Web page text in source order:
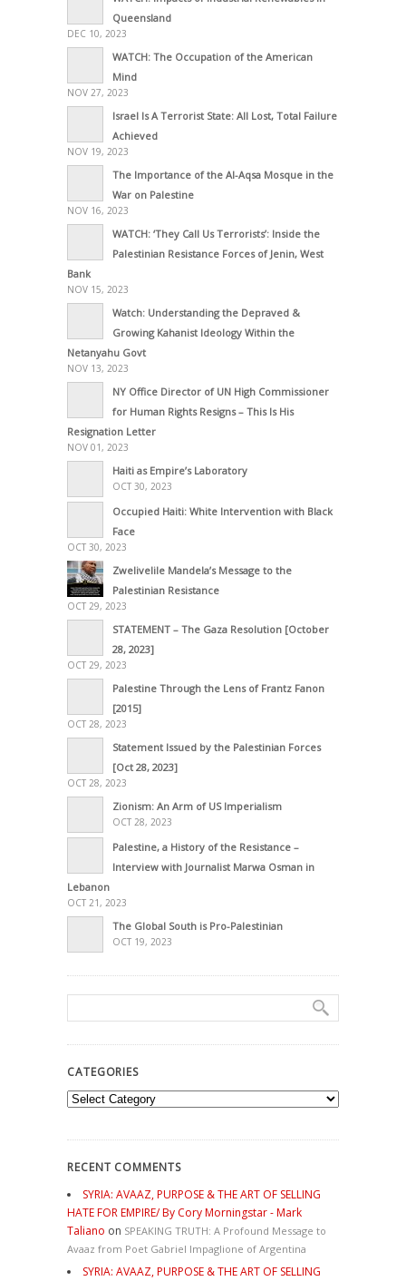
Queensland
DEC 10, 2023
WATCH: The Occupation of the American
Mind
NOV 27, 2023
Israel Is A Terrorist State: All Lost, Total Failure
Achieved
NOV 19, 2023
The Importance of the Al-Aqsa Mosque in the
War on Palestine
NOV 16, 2023
WATCH: ‘They Call Us Terrorists’: Inside the
Palestinian Resistance Forces of Jenin, West
Bank
NOV 15, 2023
Watch: Understanding the Depraved &
Growing Kahanist Ideology Within the
Netanyahu Govt
NOV 13, 2023
NY Office Director of UN High Commissioner
for Human Rights Resigns – This Is His
Resignation Letter
NOV 01, 2023
Haiti as Empire’s Laboratory
OCT 30, 2023
Occupied Haiti: White Intervention with Black
Face
OCT 30, 2023
Zwelivelile Mandela’s Message to the
Palestinian Resistance
OCT 29, 2023
STATEMENT – The Gaza Resolution [October
28, 2023]
OCT 29, 2023
Palestine Through the Lens of Frantz Fanon
[2015]
OCT 28, 2023
Statement Issued by the Palestinian Forces
[Oct 28, 2023]
OCT 28, 2023
Zionism: An Arm of US Imperialism
OCT 28, 2023
Palestine, a History of the Resistance –
Interview with Journalist Marwa Osman in
Lebanon
OCT 21, 2023
The Global South is Pro-Palestinian
OCT 19, 2023
CATEGORIES
Categories
RECENT COMMENTS
SYRIA: AVAAZ, PURPOSE & THE ART OF SELLING
HATE FOR EMPIRE/ By Cory Morningstar - Mark
Taliano on SPEAKING TRUTH: A Profound Message to
Avaaz from Poet Gabriel Impaglione of Argentina
SYRIA: AVAAZ, PURPOSE & THE ART OF SELLING